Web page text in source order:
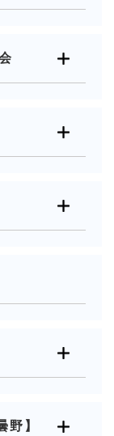
野】